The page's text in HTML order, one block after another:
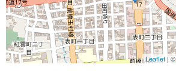
Leaflet | ©